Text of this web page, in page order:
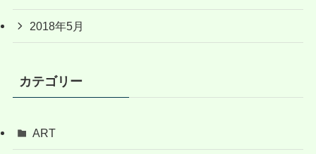
2018年5月
カテゴリー
ART